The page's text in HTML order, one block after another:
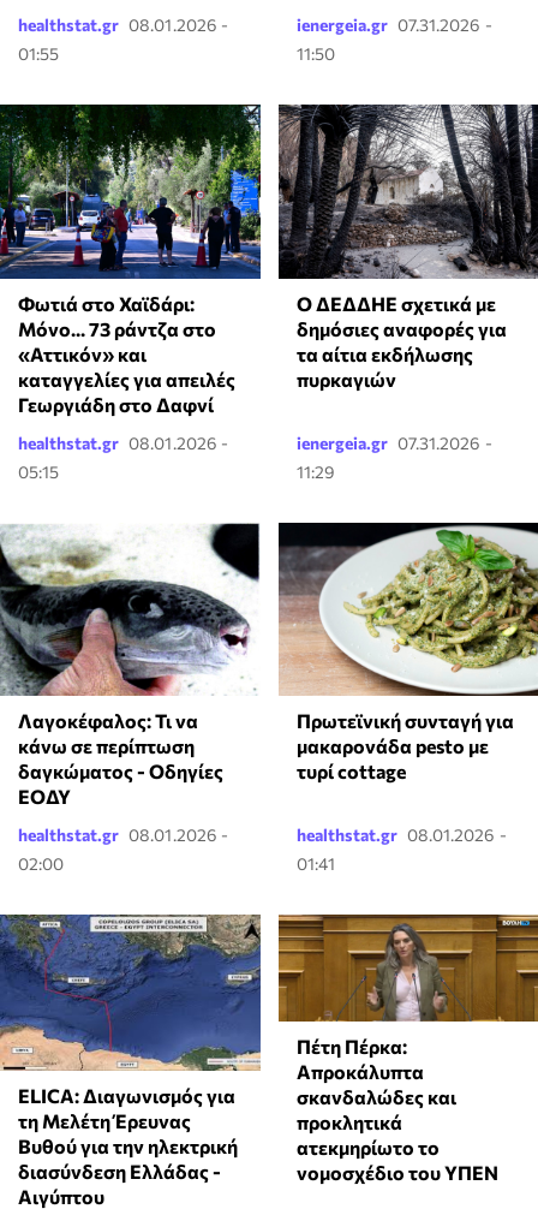
healthstat.gr 08.01.2026 -
01:55
ienergeia.gr 07.31.2026 -
11:50
Φωτιά στο Χαϊδάρι:
Μόνο... 73 ράντζα στο
«Αττικόν» και
καταγγελίες για απειλές
Γεωργιάδη στο Δαφνί
healthstat.gr 08.01.2026 -
05:15
Ο ΔΕΔΔΗΕ σχετικά με
δημόσιες αναφορές για
τα αίτια εκδήλωσης
πυρκαγιών
ienergeia.gr 07.31.2026 -
11:29
Λαγοκέφαλος: Τι να
κάνω σε περίπτωση
δαγκώματος - Οδηγίες
ΕΟΔΥ
healthstat.gr 08.01.2026 -
02:00
Πρωτεϊνική συνταγή για
μακαρονάδα pesto με
τυρί cottage
healthstat.gr 08.01.2026 -
01:41
ELICA: Διαγωνισμός για
τη Μελέτη Έρευνας
Βυθού για την ηλεκτρική
διασύνδεση Ελλάδας -
Αιγύπτου
Πέτη Πέρκα:
Απροκάλυπτα
σκανδαλώδες και
προκλητικά
ατεκμηρίωτο το
νομοσχέδιο του ΥΠΕΝ